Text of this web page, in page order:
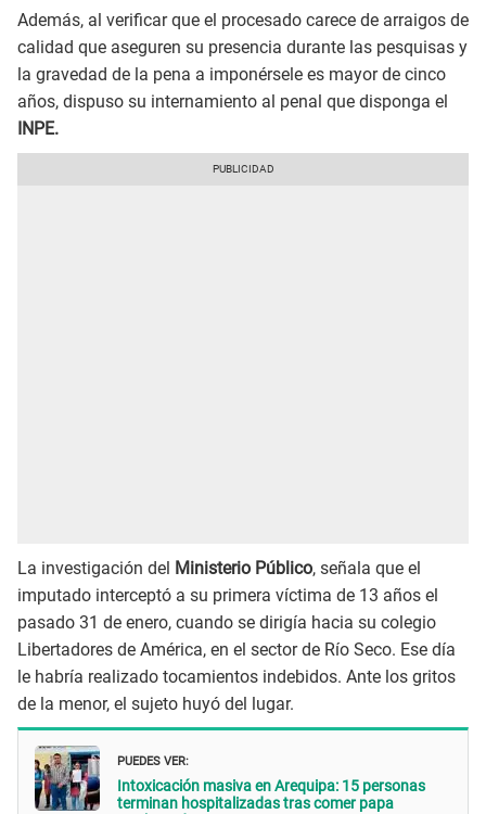
Además, al verificar que el procesado carece de arraigos de
calidad que aseguren su presencia durante las pesquisas y
la gravedad de la pena a imponérsele es mayor de cinco
años, dispuso su internamiento al penal que disponga el
INPE.
La investigación del Ministerio Público, señala que el
imputado interceptó a su primera víctima de 13 años el
pasado 31 de enero, cuando se dirigía hacia su colegio
Libertadores de América, en el sector de Río Seco. Ese día
le habría realizado tocamientos indebidos. Ante los gritos
de la menor, el sujeto huyó del lugar.
PUEDES VER:
Intoxicación masiva en Arequipa: 15 personas
terminan hospitalizadas tras comer papa